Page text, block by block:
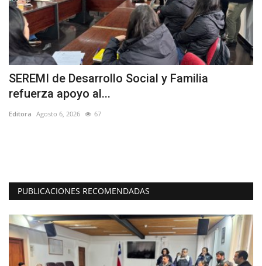
SEREMI de Desarrollo Social y Familia
refuerza apoyo al...
Editora Agosto 6, 2026 67
PUBLICACIONES RECOMENDADAS